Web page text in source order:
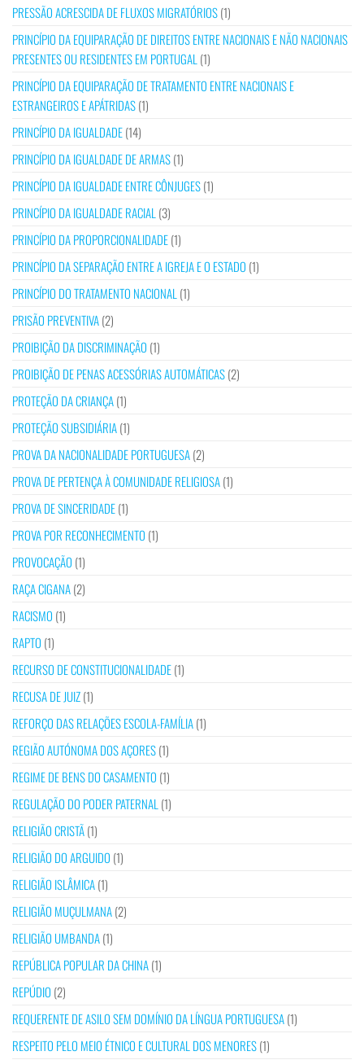
PRESSÃO ACRESCIDA DE FLUXOS MIGRATÓRIOS(1)
PRINCÍPIO DA EQUIPARAÇÃO DE DIREITOS ENTRE NACIONAIS E NÃO NACIONAIS
PRESENTES OU RESIDENTES EM PORTUGAL (1)
PRINCÍPIO DA EQUIPARAÇÃO DE TRATAMENTO ENTRE NACIONAIS E
ESTRANGEIROS E APÁTRIDAS(1)
PRINCÍPIO DA IGUALDADE(14)
PRINCÍPIO DA IGUALDADE DE ARMAS(1)
PRINCÍPIO DA IGUALDADE ENTRE CÔNJUGES(1)
PRINCÍPIO DA IGUALDADE RACIAL (3)
PRINCÍPIO DA PROPORCIONALIDADE(1)
PRINCÍPIO DA SEPARAÇÃO ENTRE A IGREJA E O ESTADO (1)
PRINCÍPIO DO TRATAMENTO NACIONAL (1)
PRISÃO PREVENTIVA(2)
PROIBIÇÃO DA DISCRIMINAÇÃO (1)
PROIBIÇÃO DE PENAS ACESSÓRIAS AUTOMÁTICAS(2)
PROTEÇÃO DA CRIANÇA(1)
PROTEÇÃO SUBSIDIÁRIA(1)
PROVA DA NACIONALIDADE PORTUGUESA(2)
PROVA DE PERTENÇA À COMUNIDADE RELIGIOSA(1)
PROVA DE SINCERIDADE(1)
PROVA POR RECONHECIMENTO (1)
PROVOCAÇÃO (1)
RAÇA CIGANA(2)
RACISMO (1)
RAPTO (1)
RECURSO DE CONSTITUCIONALIDADE(1)
RECUSA DE JUIZ(1)
REFORÇO DAS RELAÇÕES ESCOLA-FAMÍLIA(1)
REGIÃO AUTÓNOMA DOS AÇORES(1)
REGIME DE BENS DO CASAMENTO (1)
REGULAÇÃO DO PODER PATERNAL (1)
RELIGIÃO CRISTÃ(1)
RELIGIÃO DO ARGUIDO (1)
RELIGIÃO ISLÂMICA(1)
RELIGIÃO MUÇULMANA(2)
RELIGIÃO UMBANDA(1)
REPÚBLICA POPULAR DA CHINA(1)
REPÚDIO (2)
REQUERENTE DE ASILO SEM DOMÍNIO DA LÍNGUA PORTUGUESA(1)
RESPEITO PELO MEIO ÉTNICO E CULTURAL DOS MENORES(1)